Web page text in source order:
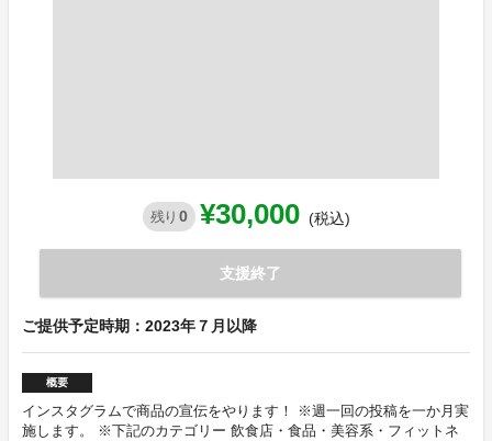
残り 0 ¥30,000 (税込)
支援終了
ご提供予定時期：2023年７月以降
概要
インスタグラムで商品の宣伝をやります！ ※週一回の投稿を一か月実
施します。 ※下記のカテゴリー 飲食店・食品・美容系・フィットネ